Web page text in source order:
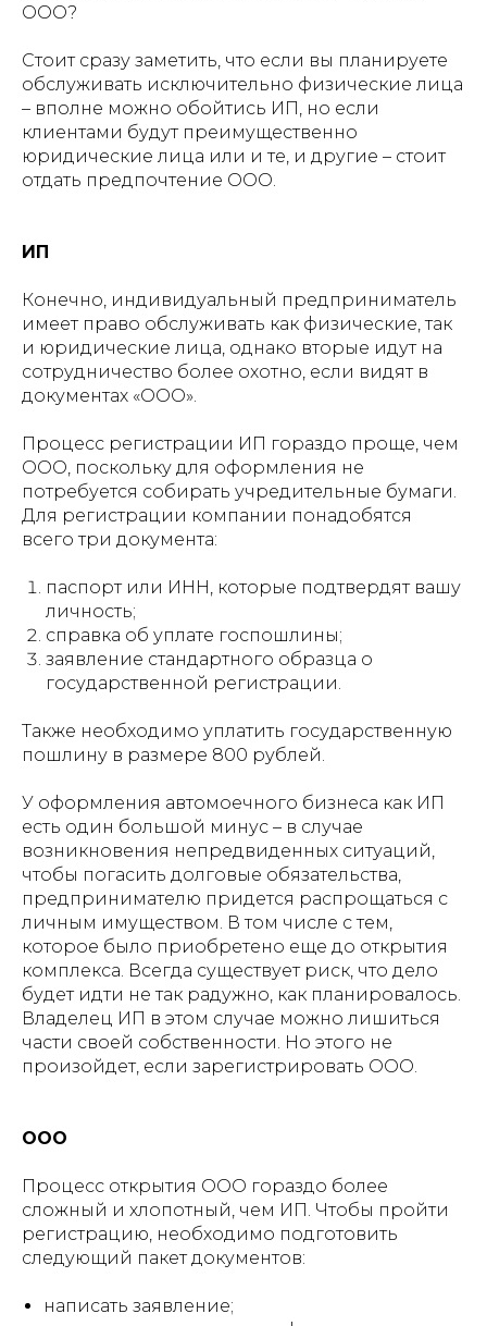
ООО?
Стоит сразу заметить, что если вы планируете
обслуживать исключительно физические лица
– вполне можно обойтись ИП, но если
клиентами будут преимущественно
юридические лица или и те, и другие – стоит
отдать предпочтение ООО.
ИП
Конечно, индивидуальный предприниматель
имеет право обслуживать как физические, так
и юридические лица, однако вторые идут на
сотрудничество более охотно, если видят в
документах «ООО».
Процесс регистрации ИП гораздо проще, чем
ООО, поскольку для оформления не
потребуется собирать учредительные бумаги.
Для регистрации компании понадобятся
всего три документа:
паспорт или ИНН, которые подтвердят вашу
личность;
справка об уплате госпошлины;
заявление стандартного образца о
государственной регистрации.
Также необходимо уплатить государственную
пошлину в размере 800 рублей.
У оформления автомоечного бизнеса как ИП
есть один большой минус – в случае
возникновения непредвиденных ситуаций,
чтобы погасить долговые обязательства,
предпринимателю придется распрощаться с
личным имуществом. В том числе с тем,
которое было приобретено еще до открытия
комплекса. Всегда существует риск, что дело
будет идти не так радужно, как планировалось.
Владелец ИП в этом случае можно лишиться
части своей собственности. Но этого не
произойдет, если зарегистрировать ООО.
ООО
Процесс открытия ООО гораздо более
сложный и хлопотный, чем ИП. Чтобы пройти
регистрацию, необходимо подготовить
следующий пакет документов:
написать заявление;